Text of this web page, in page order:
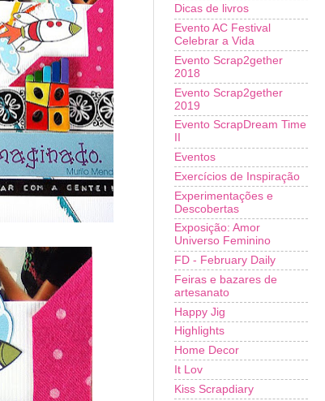
Dicas de livros
Evento AC Festival
Celebrar a Vida
Evento Scrap2gether
2018
Evento Scrap2gether
2019
Evento ScrapDream Time
Eventos
Exercícios de Inspiração
Experimentações e
Descobertas
Exposição: Amor
Universo Feminino
FD - February Daily
Feiras e bazares de
artesanato
Happy Jig
Highlights
Home Decor
It Lov
Kiss Scrapdiary